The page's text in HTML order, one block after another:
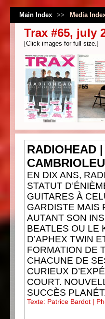
Main Index >> Media
Trax #65, july
[Click images for full size.]
RADIOHEAD
EN DIX ANS,
STATUT
GUITARES À
GARDISTE MAIS
AUTANT SON
BEATLES OU LE
D’APHEX TWIN
FORMATION DE
CHACUNE DE
CURIEUX
COURT.
SUCCÈS
Texte: Patrice Bardot |